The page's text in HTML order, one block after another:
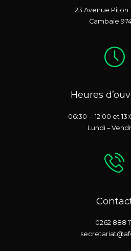
23 Avenue Piton
Cambaie
Heures
06:30 – 12:00 et
Lundi –
0262 888